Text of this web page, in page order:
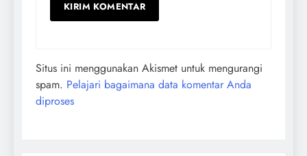
Situs ini menggunakan Akismet untuk mengurangi
spam. Pelajari bagaimana data komentar Anda
diproses